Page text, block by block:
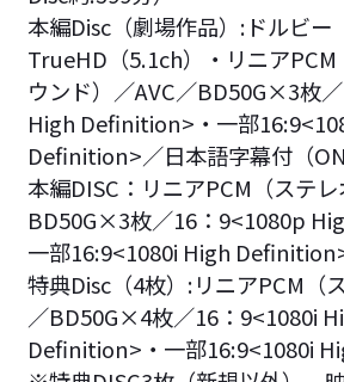
本編Disc（劇場作品）:ドルビー
TrueHD（5.1ch）・リニアPCM
ウンド）／AVC／BD50G×3枚
High Definition>・一部
Definition>／日本語字幕付（ON
本編DISC：リニアPCM（ステ
BD50G×3枚／16：9<1080p
一部16:9<1080i High
特典Disc（4枚）:リニアPCM（
／BD50G×4枚／16：9<1080i
Definition>・一部16:9<1080i